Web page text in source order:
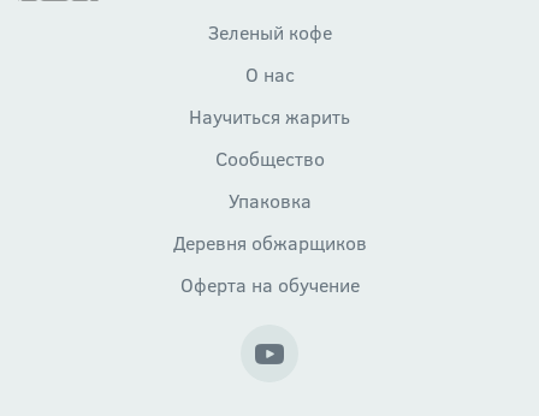
Зеленый кофе
О нас
Научиться жарить
Сообщество
Упаковка
Деревня обжарщиков
Оферта на обучение